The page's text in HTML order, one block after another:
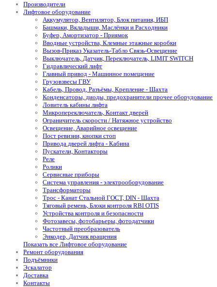
Производители
Лифтовое оборудование
Аккумулятор, Вентилятор, Блок питания, ИБП
Башмаки, Вкладыши, Маслёнки и Расходники
Буфер, Амортизатор - Приямок
Вводные устройства, Клемные этажные коробки
Вызов-Приказ Указатель-Табло Связь-Освещение
Выключатель, Датчик, Переключатель, LIMIT SWITCH
Гидравлический лифт
Главный привод - Машинное помещение
Грузовзвесы ГВУ
Кабель, Провод, Разъёмы, Крепление - Шахта
Конденсаторы, диоды, предохранители прочее оборудование
Ловитель кабины лифта
Микропереключатель, Контакт дверей
Ограничитель скорости / Натяжное устройство
Освещение, Аварийное освещение
Пост ревизии, кнопки стоп
Привода дверей лифта - Кабина
Пускатели, Контакторы
Реле
Ролики
Сервисные приборы
Система управления - электрооборудование
Трансформаторы
Трос - Канат Стальной ГОСТ, DIN - Шахта
Тяговый ремень, Блоки контроля RBI OTIS
Устройства контроля и безопасности
Фотозавесы, фотобарьеры, фотодатчики
Частотный преобразователь
Энкодер, Датчик вращения
Показать все Лифтовое оборудование
Ремонт оборудования
Подъёмники
Эскалатор
Доставка
Контакты